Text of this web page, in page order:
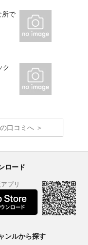
所で
ク
口コミへ
ロード
プリ
ンルから探す